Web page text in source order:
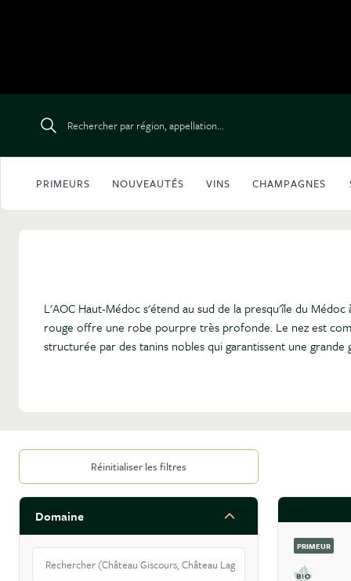
Rechercher par région, appellation...
PRIMEURS NOUVEAUTÉS VINS CHAMPAGNES
L'AOC Haut-Médoc s'étend au sud de la presqu'île du
rouge offre une robe pourpre très profonde. Le nez est
structurée par des tanins nobles qui garantissent une grande
FILTRER PARRéinitialiser les filtres
Skip to product list
Domaine
filter
PRIMEUR